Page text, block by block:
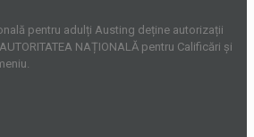
pentru adulți Austing deține autorizații
NAȚIONALĂ pentru Calificări și